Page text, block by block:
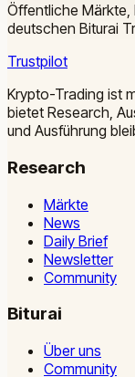
Öffentliche Märkte,
deutschen Biturai
Trustpilot
Krypto-Trading ist
bietet Research,
und Ausführung
Research
Märkte
News
Daily Brief
Newsletter
Community
Biturai
Über uns
Community